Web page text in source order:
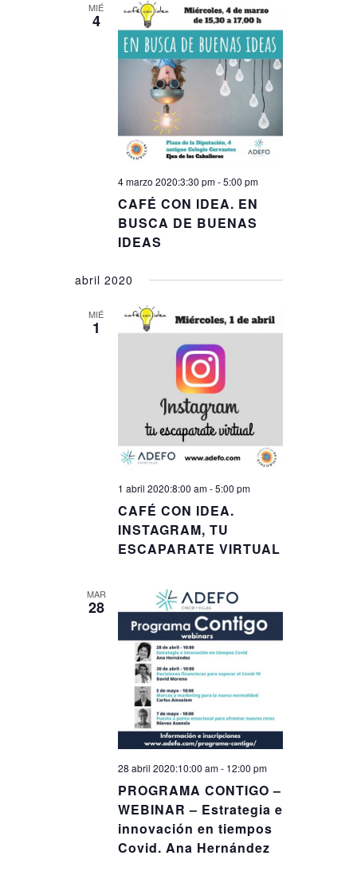
MIÉ
4
4 marzo 2020:3:30 pm-5:00 pm
CAFÉ CON IDEA. EN
BUSCA DE BUENAS
IDEAS
abril 2020
MIÉ
1
1 abril 2020:8:00 am-5:00 pm
CAFÉ CON IDEA.
INSTAGRAM, TU
ESCAPARATE VIRTUAL
MAR
28
28 abril 2020:10:00 am- 12:00 pm
PROGRAMA CONTIGO –
WEBINAR – Estrategia e
innovación en tiempos
Covid. Ana Hernández